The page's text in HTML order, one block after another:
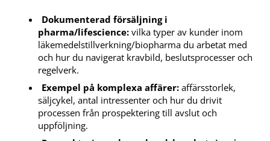
Dokumenterad försäljning i
pharma/lifescience: vilka typer av kunder inom
läkemedelstillverkning/biopharma du arbetat med
och hur du navigerat kravbild, beslutsprocesser och
regelverk.
Exempel på komplexa affärer: affärsstorlek,
säljcykel, antal intressenter och hur du drivit
processen från prospektering till avslut och
uppföljning.